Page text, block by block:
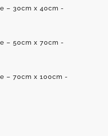
– 30cm x 40cm -
– 50cm x 70cm -
– 70cm x 100cm -